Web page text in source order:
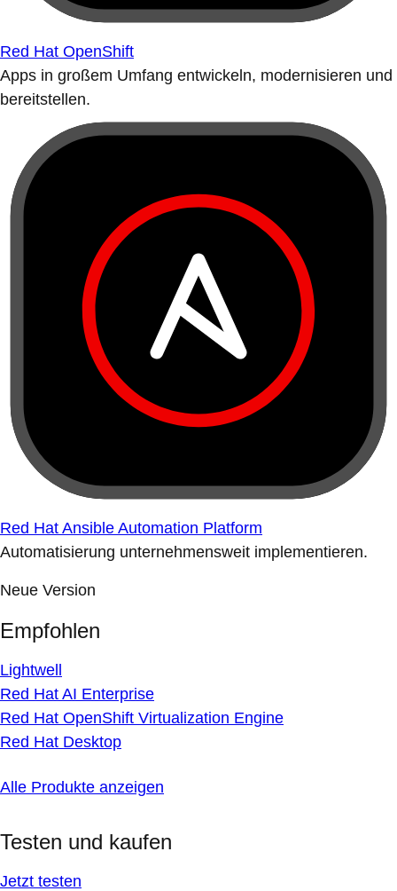
Red Hat OpenShift
Apps in großem Umfang entwickeln, modernisieren und
bereitstellen.
Red Hat Ansible Automation Platform
Automatisierung unternehmensweit implementieren.
Neue Version
Empfohlen
Lightwell
Red Hat AI Enterprise
Red Hat OpenShift Virtualization Engine
Red Hat Desktop
Alle Produkte anzeigen
Testen und kaufen
Jetzt testen